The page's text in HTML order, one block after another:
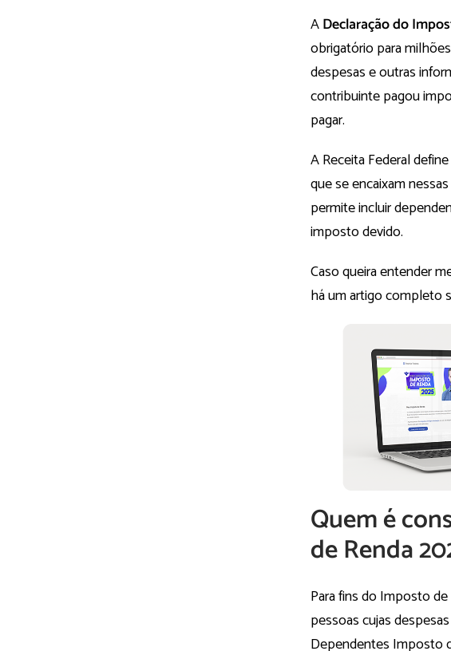
ADeclaração do
obrigatório para
despesas e outras
contribuinte pagou
pagar.
A Receita Federal
que se encaixam
permite incluir
imposto devido.
Caso queira entender
há um artigo completo
Quem é
de Renda
Para fins do Imposto
pessoas cujas
Dependentes Imposto